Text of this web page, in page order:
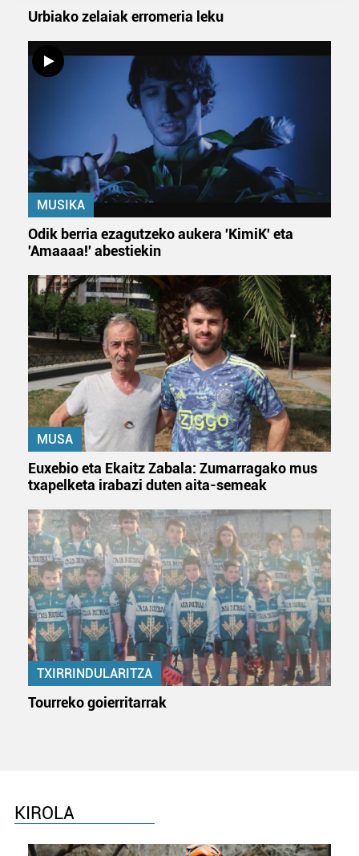
teknologia erabiliz, cookieak adibidez, iragarki eta eduki
pertsonalizatuak eskaintzeko, iragarkiak eta edukia
neurtzeko, jendeari buruzko informazioa biltzeko eta
produktuak garatzeko. Zure datuak nork eta zertarako
erabiltzen dituen hauta dezakezu.
Bazkide batzuek ez dizute baimenik eskatzen, eta beren
interes komertzial legitimoetan babesten dira. Ikusi gure
bazkideen zerrenda, beren ustez zein helburutarako
duten interes legitimoa eta horren aurka nola egin
dezakezun ikusteko.
Lortu zure datu pertsonalak prozesatzeko moduari
buruzko informazio gehiago eta ezarri zure lehentasunak
datuen atalean. Edozein unetan alda edo ken dezakezu
zure baimena Cookieen adierazpenean.
Webgune honek cookie propioak eta hirugarrenen cookie-
fitxategiak erabiltzen ditu. Zure esperientzia eta
zerbitzuak hobetzeko asmoz, cookie teknologiaz
baliatzen gara. Ohar hau onartuz gero, teknologia hori
erabiltzeko baimen esplizitua ematen diguzu. Gehiago
irakurri
Urbiako zelaiak erromeria leku
MUSIKA
Odik berria ezagutzeko aukera 'KimiK' eta
'Amaaaa!' abestiekin
MUSA
Euxebio eta Ekaitz Zabala: Zumarragako mus
txapelketa irabazi duten aita-semeak
TXIRRINDULARITZA
Tourreko goierritarrak
KIROLA